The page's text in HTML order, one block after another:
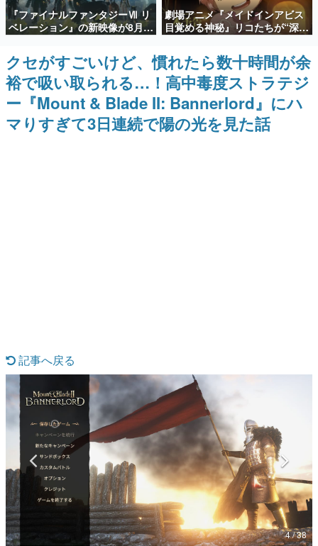
新世代に訊く
これからのデジタルゲーム市場を担う若きクリエイター達
の姿を追い、彼らのルーツと情熱を探っていきます。
ゲーム世代の作家たち
ゲームに多大な影響を受けた作家さんに取材し、ゲームが
日本のコンテンツ産業やカルチャーに与えた影響を探る企
画です。
日本モバイルゲーム産業史
日本のモバイルゲーム史における主要なトピック・タイト
カテゴリ
特集記事
女性向け
アプリレビュー
その他
電ファミニコゲーマーとは？
『ファイナルファンタジーⅦ リ
ベレーション』の新映像が8月
26日早朝に公開へ。『FF7』リ
メイクシリーズの完結編、
「gamescom」のオープニング
ナイトライブにてディレクター
の浜口直樹氏が登壇する予定
劇場アニメ『メイドインアビス
目覚める神秘』リコたちが“深界
七層”へ進む予告映像が公開。新
キャストも発表、テパステは諸
星すみれさん、クラヴァリは星
野貴紀さんが担当する
クセがすごいけど、慣れたら数十時間が余
裕で吸い取られる…！高中毒度ストラテジ
ー『Mount & Blade II: Bannerlord』にハ
マりすぎて3日連続で陽の光を見た話
記事へ戻る
4 / 38